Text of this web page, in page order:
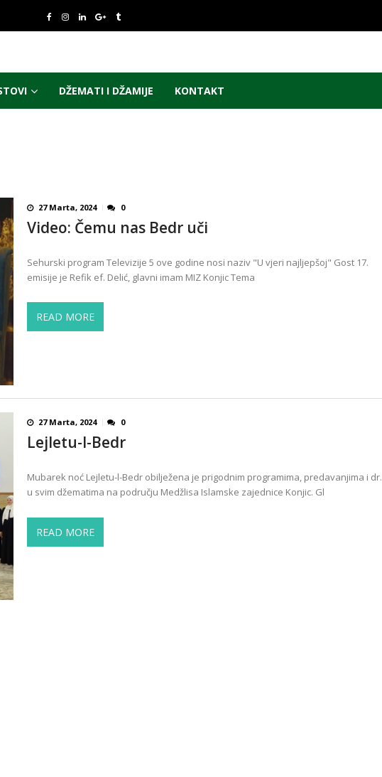
DŽEMATI I DŽAMIJE KONTAKT
27 Marta, 2024 0
Video: Čemu nas Bedr uči
Sehurski program Televizije 5 ove godine nosi naziv "U vjeri najljepšoj" Gost 17.
emisije je Refik ef. Delić, glavni imam MIZ Konjic Tema
READ MORE
27 Marta, 2024 0
Lejletu-l-Bedr
Mubarek noć Lejletu-l-Bedr obilježena je prigodnim programima, predavanjima i dr.
u svim džematima na području Medžlisa Islamske zajednice Konjic. Gl
READ MORE